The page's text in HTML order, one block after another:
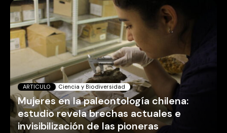
ARTICULO Ciencia y Biodiversidad
Mujeres en la paleontología chilena:
estudio revela brechas actuales e
invisibilización de las pioneras